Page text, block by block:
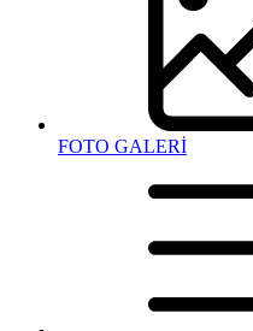
FOTO GALERİ